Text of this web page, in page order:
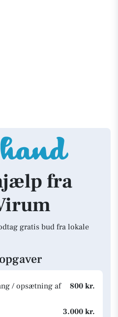
fra
gratis bud fra lokale
/ opsætning af
800 kr.
3.000 kr.